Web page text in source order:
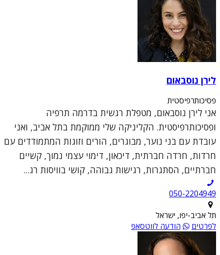
לירן נוסבאום
פסיכותרפיסטית
אני לירן נוסבאום, מטפלת רגשית בדרמה תרפיה
ופסיכותרפיסטית. הקליניקה שלי ממוקמת בתל אביב, ואני
עובדת עם בני נוער, מבוגרים, הורים וזוגות המתמודדים עם
חרדות, חרדה חברתית, דיכאון, דימוי עצמי נמוך, קשיים
חברתיים, הסתגרות, רגישות גבוהה, קושי בוויסות רג...
050-2204949
תל אביב-יפו, ישראל
לפרטים
הודעה לווטסאפ